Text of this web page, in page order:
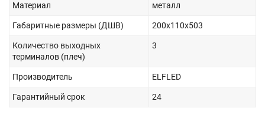
Материал металл
Габаритные размеры (ДШВ) 200х110х503
Количество выходных
терминалов (плеч)
3
Производитель ELFLED
Гарантийный срок 24